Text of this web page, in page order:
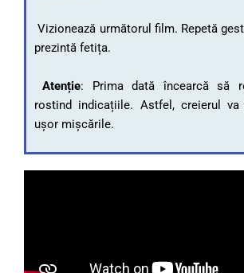
Vizionează următorul film. Repetă
prezintă fetița.
Atenție: Prima dată încearcă să
rostind indicațiile. Astfel, creierul va
ușor mișcările.